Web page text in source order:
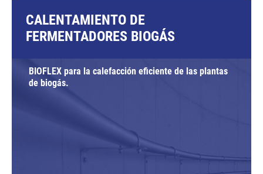
CALENTAMIENTO DE
FERMENTADORES BIOGÁS
BIOFLEX para la calefacción eficiente de las plantas
de biogás.